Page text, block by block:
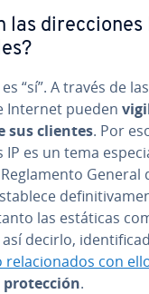
las di­re­c­cio­nes
“sí”. A través de
Internet pueden
sus clientes. Por
IP es un tema
General
las estáticas
decirlo,
re­la­cio­na­dos con
pro­te­c­ción.